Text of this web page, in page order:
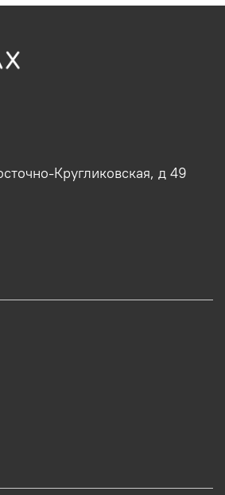
Кругликовская, д 49